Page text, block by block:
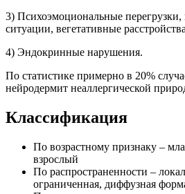
3) Психоэмоциональные перегрузки,
ситуации, вегетативные расстройства
4) Эндокринные нарушения.
По статистике примерно в 20%
нейродермит неаллергической
Классификация
По возрастному признаку –
взрослый
По распространенности –
ограниченная, диффузная